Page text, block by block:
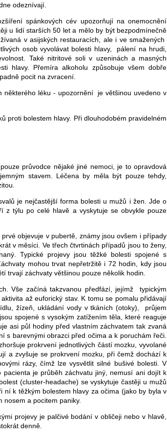
odeznívají.
spánkových cév upozorňují na onemocnění
u lidí starších 50 let a mělo by být bezpodmínečně
v asijských restauracích, ale i ve smažených
osob vyvolávat bolesti hlavy, pálení na hrudi,
Také nitritové soli v uzeninách a masných
hlavy. Přemíra alkoholu způsobuje všem dobře
pocit na zvracení.
léku - upozornění je většinou uvedeno v
proti bolestem hlavy. Při dlouhodobém pravidelném
průvodce nějaké jiné nemoci, je to opravdová
stavem. Léčena by měla být pouze tehdy,
je nejčastější forma bolesti u mužů i žen. Jde o
z týlu po celé hlavě a vyskytuje se obvykle pouze
objevuje v pubertě, známy jsou ovšem i případy
v měsíci. Ve třech čtvrtinách případů jsou to ženy,
Typické projevy jsou těžké bolesti spojené s
mohou trvat nepřetržitě i 72 hodin, kdy jsou
trvají záchvaty většinou pouze několik hodin.
začíná takzvanou předfází, jejímž typickým
až euforický stav. K tomu se pomalu přidávají
žízeň, ukládání vody v tkáních (otoky), průjem
spojené s vysokým zatížením těla, které reaguje
asi půl hodiny před vlastním záchvatem tak zvaná
s barevnými obrazci před očima a k poruchám řeči.
prokrvení jednotlivých částí mozku, vyvolané
a zvyšuje se prokrvení mozku, při čemž dochází k
rázy, čímž lze vysvětlit silné bušivé bolesti. V
je průběh záchvatu jiný, nemusí ani dojít k
(cluster-headache) se vyskytuje častěji u mužů
k těžkým bolestem hlavy za očima (jako by byla v
a pocitem paniky.
projevy je palčivé bodání v obličeji nebo v hlavě,
denně.